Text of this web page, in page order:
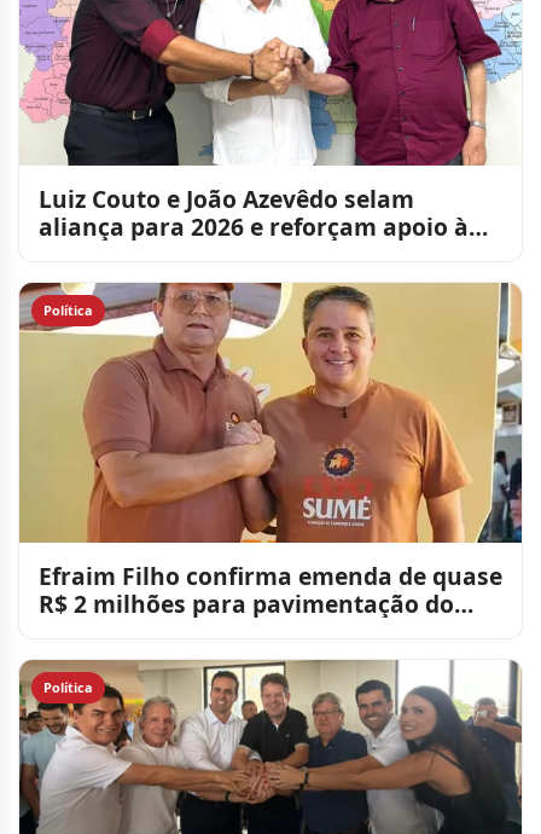
Luiz Couto e João Azevêdo selam
aliança para 2026 e reforçam apoio à
Política
Efraim Filho confirma emenda de quase
R$ 2 milhões para pavimentação do
Política